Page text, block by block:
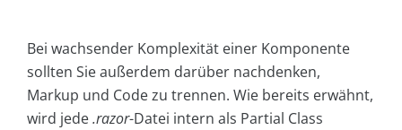
Bei wachsender Komplexität einer Komponente
sollten Sie außerdem darüber nachdenken,
Markup und Code zu trennen. Wie bereits erwähnt,
wird jede.razor-Datei intern als Partial Class